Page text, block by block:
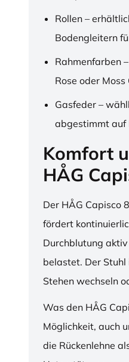
Rollen –
Bodengleitern
Rahmenfarben
Rose oder
Gasfeder –
abgestimmt auf
Komfort
HÅG
Der HÅG Capisco
fördert
Durchblutung
belastet. Der
Stehen wechseln
Was den HÅG
Möglichkeit, auch
die Rückenlehne